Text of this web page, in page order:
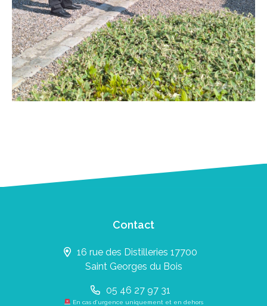
Contact
16 rue des Distilleries 17700
Saint Georges du Bois
05 46 27 97 31
En cas d’urgence uniquement et en dehors